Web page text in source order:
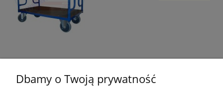
Opinie o produkcie (0)
Dbamy o Twoją prywatność